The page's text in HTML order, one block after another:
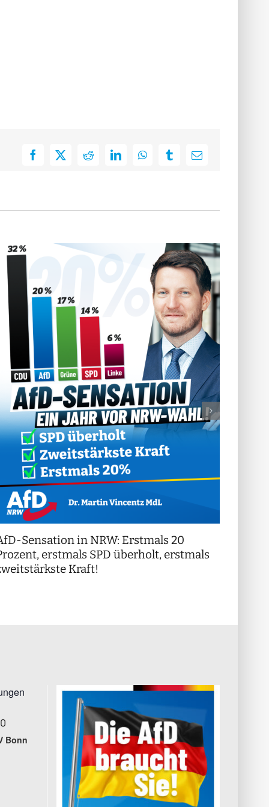
Facebook
X RedditLinkedInWhatsAppTumblrE-
Sensation in NRW: Erstmals 20
erstmals SPD überholt, erstmals
Kraft!
Bonn